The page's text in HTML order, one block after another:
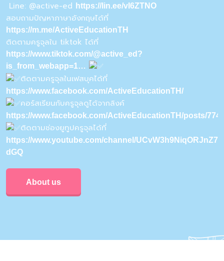
Line: @active-ed https://lin.ee/vI6ZTNO
สอบถามปัญหาภาษาอังกฤษได้ที่
https://m.me/ActiveEducationTH
ติดตามครูจุลใน tiktok ได้ที่
https://www.tiktok.com/@active_ed?
is_from_webapp=1…
ติดตามครูจุลในเฟสบุคได้ที่
https://www.facebook.com/ActiveEducationTH/
คอร์สเรียนกับครูจุลดูได้จากลิงค์
https://www.facebook.com/ActiveEducationTH/posts/
ติดตามช่องยูทูปครูจุลได้ที่
https://www.youtube.com/channel/
dGQ
About us